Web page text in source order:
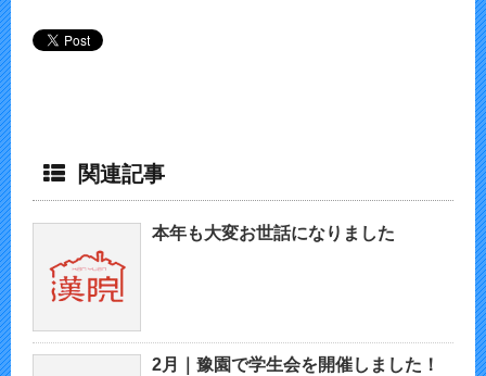
関連記事
本年も大変お世話になりました
2月｜豫園で学生会を開催しました！